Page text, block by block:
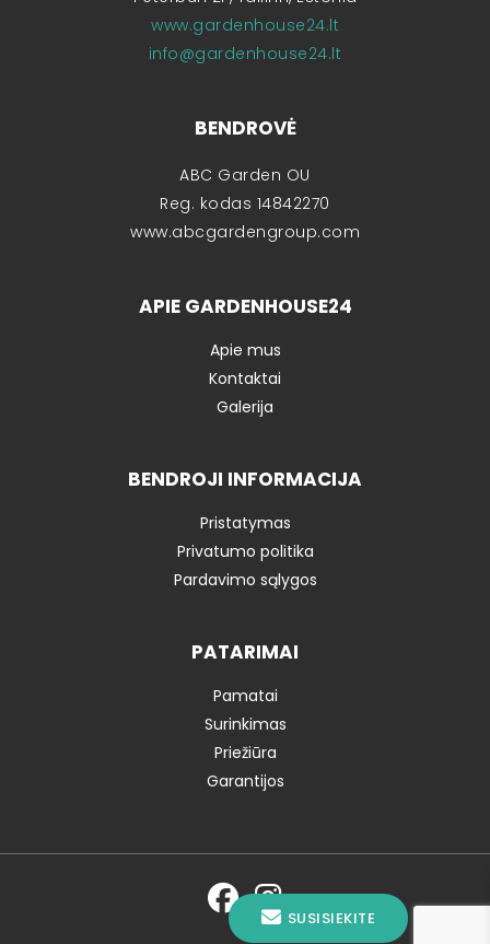
www.gardenhouse24.lt
info@gardenhouse24.lt
BENDROVĖ
ABC Garden OU
Reg. kodas 14842270
www.abcgardengroup.com
APIE GARDENHOUSE24
Apie mus
Kontaktai
Galerija
BENDROJI INFORMACIJA
Pristatymas
Privatumo politika
Pardavimo sąlygos
PATARIMAI
Pamatai
Surinkimas
Priežiūra
Garantijos
SUSISIEKITE